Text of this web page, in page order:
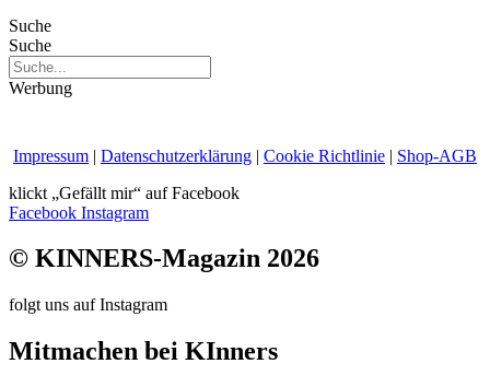
Suche
Suche
Werbung
Impressum | Datenschutzerklärung | Cookie Richtlinie | Shop-AGB
klickt „Gefällt mir“ auf Facebook
Facebook Instagram
© KINNERS-Magazin 2026
folgt uns auf Instagram
Mitmachen bei KInners